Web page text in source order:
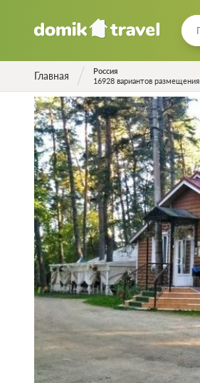
Главная
Россия
16928 вариантов размещения